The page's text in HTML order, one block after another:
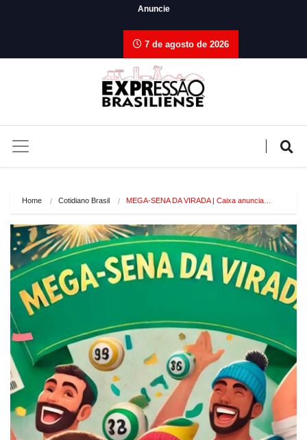
Anuncie
7 de agosto de 2026
Home Cotidiano Brasil MEGA-SENA DA VIRADA | Caixa anuncia…